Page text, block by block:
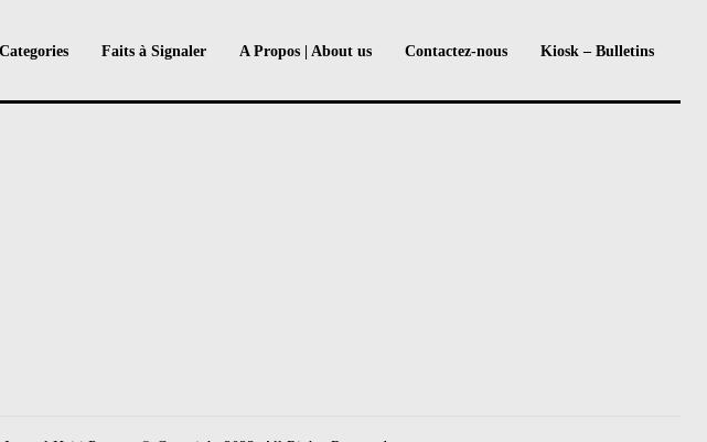
Categories Faits à Signaler A Propos | About us Contactez-nous Kiosk – Bulletins